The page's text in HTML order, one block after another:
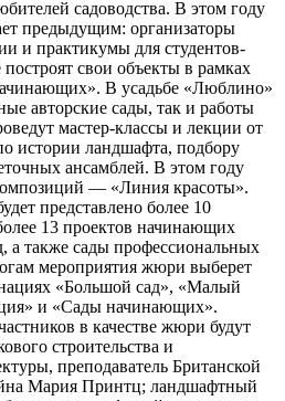
садоводства. В этом году
предыдущим: организаторы
и практикумы для студентов-
свои объекты в рамках
В усадьбе «Люблино»
авторские сады, так и работы
мастер-классы и лекции от
истории ландшафта, подбору
ансамблей. В этом году
— «Линия красоты».
представлено более 10
13 проектов начинающих
а также сады профессиональных
мероприятия жюри выберет
«Большой сад», «Малый
и «Сады начинающих».
в качестве жюри будут
строительства и
преподаватель Британской
Мария Принтц; ландшафтный